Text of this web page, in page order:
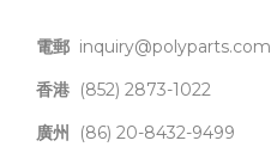
電郵 inquiry@polyparts.com
香港 (852) 2873-1022
廣州
(86) 20-8432-9499